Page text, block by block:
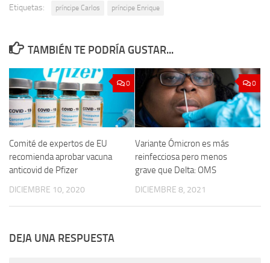
Etiquetas: príncipe Carlos príncipe Enrique
TAMBIÉN TE PODRÍA GUSTAR...
0
Comité de expertos de EU
recomienda aprobar vacuna
anticovid de Pfizer
DICIEMBRE 10, 2020
0
Variante Ómicron es más
reinfecciosa pero menos
grave que Delta: OMS
DICIEMBRE 8, 2021
DEJA UNA RESPUESTA